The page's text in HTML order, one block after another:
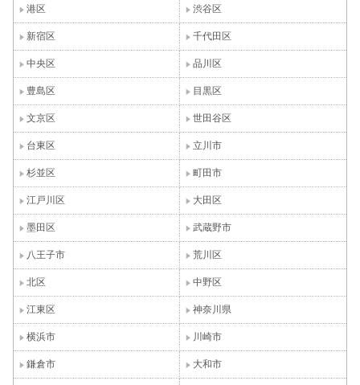
港区 渋谷区
新宿区 千代田区
中央区 品川区
豊島区 目黒区
文京区 世田谷区
台東区 立川市
杉並区 町田市
江戸川区 大田区
墨田区 武蔵野市
八王子市 荒川区
北区 中野区
江東区 神奈川県
横浜市 川崎市
鎌倉市 大和市